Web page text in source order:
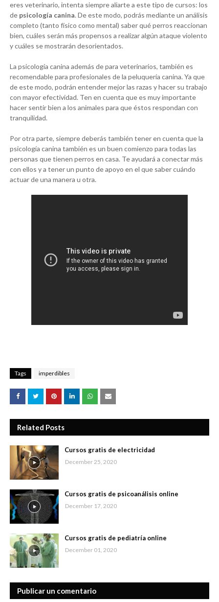
eres veterinario, intenta siempre aliarte a este tipo de cursos: los
de psicología canina. De este modo, podrás mediante un análisis
completo (tanto físico como mental) saber qué perros reaccionan
bien, cuáles serán más propensos a realizar algún ataque violento
y cuáles se mostrarán desorientados.
La psicología canina además de para veterinarios, también es
recomendable para profesionales de la peluquería canina. Ya que
de este modo, podrán entender mejor las razas y hacer su trabajo
con mayor efectividad. Ten en cuenta que es muy importante
hacer sentir bien a los animales para que éstos respondan con
tranquilidad.
Por otra parte, siempre deberás también tener en cuenta que la
psicología canina también es un buen comienzo para todas las
personas que tienen perros en casa. Te ayudará a conectar más
con ellos y a tener un punto de apoyo en el que saber cuándo
actuar de una manera u otra.
Tags imperdibles
Related Posts
Cursos gratis de electricidad
December 25, 2020
Cursos gratis de psicoanálisis online
December 17, 2020
Cursos gratis de pediatría online
December 01, 2020
Publicar un comentario